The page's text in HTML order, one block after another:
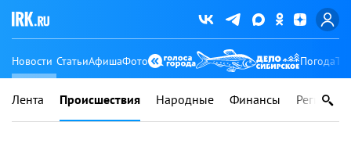
Новости СтатьиАфишаФото Погода
Лента Происшествия Народные Финансы Регионы